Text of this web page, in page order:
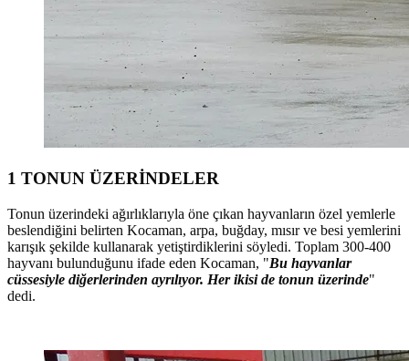
1 TONUN ÜZERİNDELER
Tonun üzerindeki ağırlıklarıyla öne çıkan hayvanların özel yemlerle
beslendiğini belirten Kocaman, arpa, buğday, mısır ve besi yemlerini
karışık şekilde kullanarak yetiştirdiklerini söyledi. Toplam 300-400
hayvanı bulunduğunu ifade eden Kocaman, "Bu hayvanlar
cüssesiyle diğerlerinden ayrılıyor. Her ikisi de tonun üzerinde"
dedi.